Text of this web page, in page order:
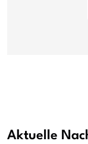
Aktuelle